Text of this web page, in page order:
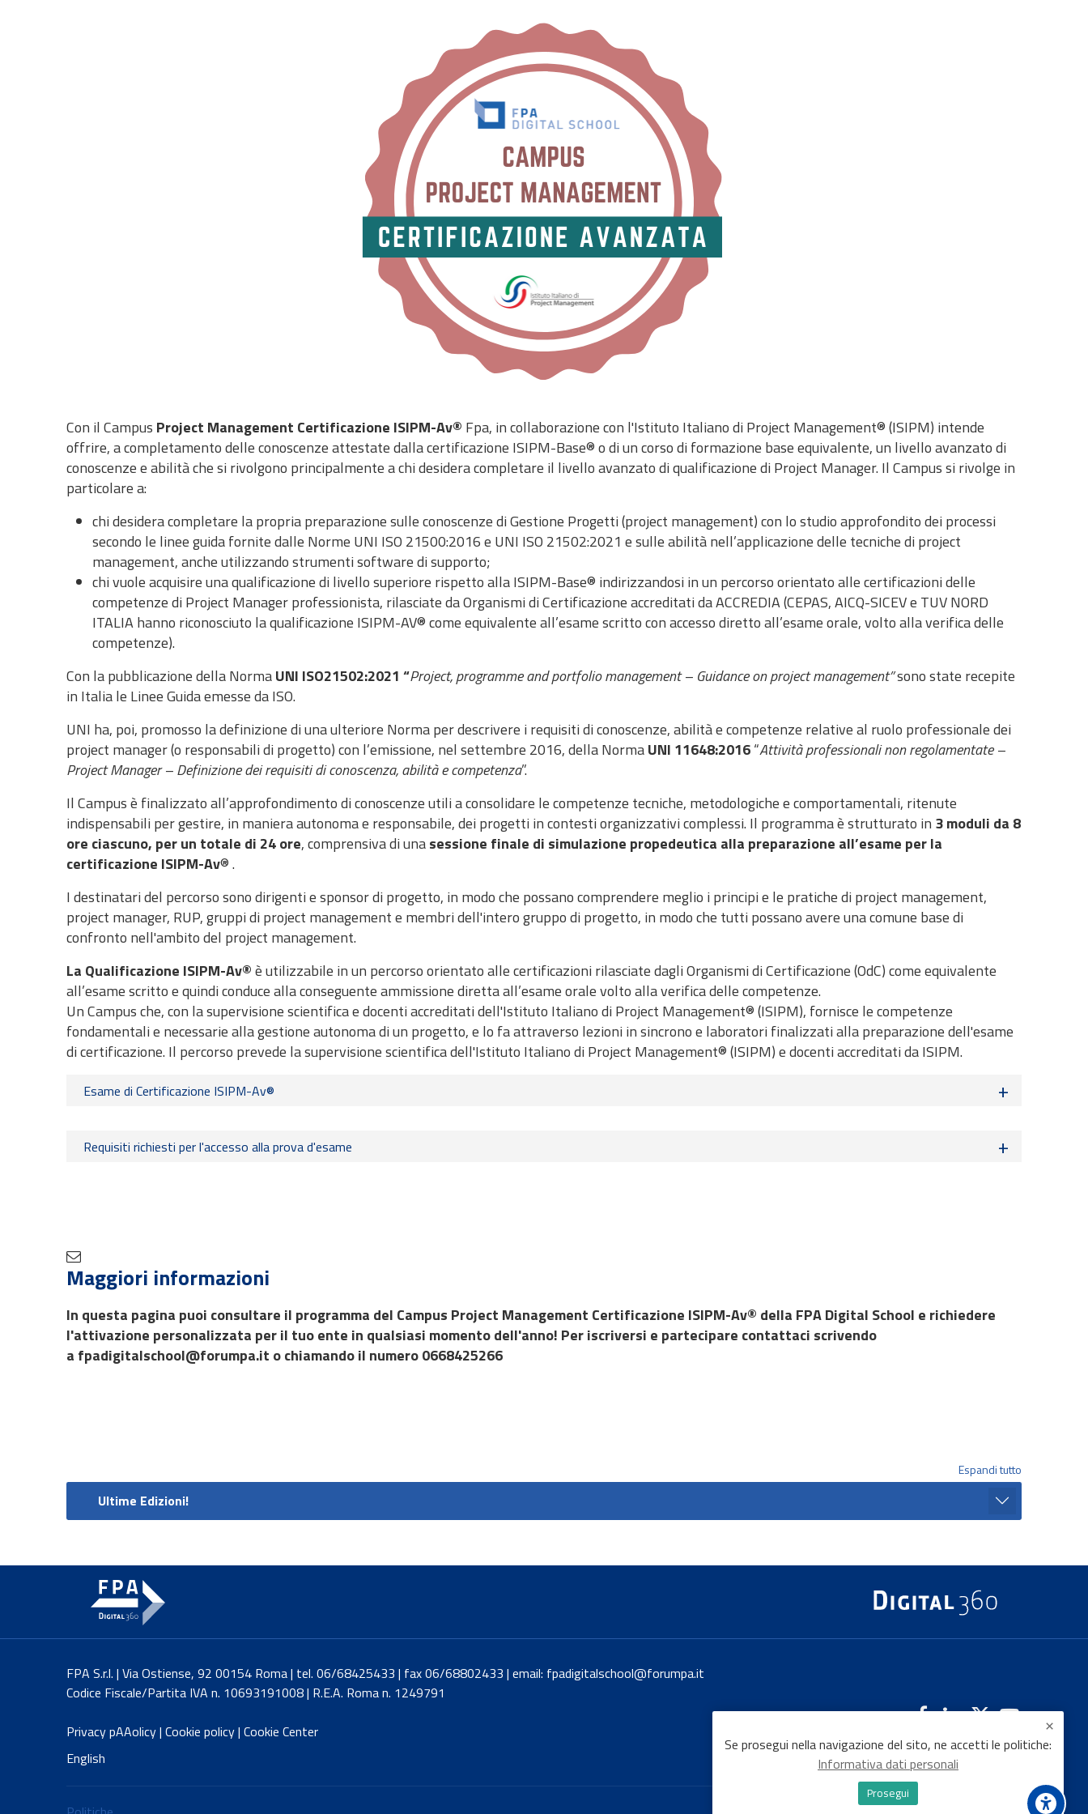
Con il Campus Project Management Certificazione ISIPM-Av® Fpa, in collaborazione con l'Istituto Italiano di Project Management® (ISIPM) intende
offrire, a completamento delle conoscenze attestate dalla certificazione ISIPM-Base® o di un corso di formazione base equivalente, un livello avanzato di
conoscenze e abilità che si rivolgono principalmente a chi desidera completare il livello avanzato di qualificazione di Project Manager. Il Campus si rivolge in
particolare a:
chi desidera completare la propria preparazione sulle conoscenze di Gestione Progetti (project management) con lo studio approfondito dei processi
secondo le linee guida fornite dalle Norme UNI ISO 21500:2016 e UNI ISO 21502:2021 e sulle abilità nell’applicazione delle tecniche di project
management, anche utilizzando strumenti software di supporto;
chi vuole acquisire una qualificazione di livello superiore rispetto alla ISIPM-Base® indirizzandosi in un percorso orientato alle certificazioni delle
competenze di Project Manager professionista, rilasciate da Organismi di Certificazione accreditati da ACCREDIA (CEPAS, AICQ-SICEV e TUV NORD
ITALIA hanno riconosciuto la qualificazione ISIPM-AV® come equivalente all’esame scritto con accesso diretto all’esame orale, volto alla verifica delle
competenze).
Con la pubblicazione della NormaUNI ISO21502:2021 “Project, programme and portfolio management – Guidance on project management”sono state recepite
in Italia le Linee Guida emesse da ISO.
UNI ha, poi, promosso la definizione di una ulteriore Norma per descrivere i requisiti di conoscenze, abilità e competenze relative al ruolo professionale dei
project manager (o responsabili di progetto) con l’emissione, nel settembre 2016, della NormaUNI 11648:2016“Attività professionali non regolamentate –
Project Manager – Definizione dei requisiti di conoscenza, abilità e competenza”.
Il Campusè finalizzato all’approfondimento di conoscenze utili a consolidare le competenze tecniche, metodologiche e comportamentali, ritenute
indispensabili per gestire, in maniera autonoma e responsabile, dei progetti in contesti organizzativi complessi. Il programma è strutturato in 3 moduli da 8
ore ciascuno, per un totale di 24 ore, comprensiva di unasessione finale di simulazione propedeutica alla preparazione all’esame per la
certificazione ISIPM-Av® .
I destinatari del percorso sono dirigenti e sponsor di progetto, in modo che possano comprendere meglio i principi e le pratiche di project management,
project manager, RUP, gruppi di project management e membri dell'intero gruppo di progetto, in modo che tutti possano avere una comune base di
confronto nell'ambito del project management.
La Qualificazione ISIPM-Av®è utilizzabile in un percorso orientato alle certificazioni rilasciate dagli Organismi di Certificazione (OdC) come equivalente
all’esame scritto e quindi conduce alla conseguente ammissione diretta all’esame orale volto alla verifica delle competenze.
Un Campus che, con la supervisione scientifica e docenti accreditati dell'Istituto Italiano di Project Management® (ISIPM), fornisce le competenze
fondamentali e necessarie alla gestione autonoma di un progetto, e lo fa attraverso lezioni in sincrono e laboratori finalizzati alla preparazione dell'esame
di certificazione. Il percorso prevede la supervisionescientifica dell'Istituto Italiano di Project Management® (ISIPM) e docentiaccreditati da ISIPM.
Esame di Certificazione ISIPM-Av®
Requisiti richiesti per l'accesso alla prova d'esame
Maggiori informazioni
In questa pagina puoi consultare il programma del Campus Project Management Certificazione ISIPM-Av® della FPA Digital School e richiedere
l'attivazione personalizzata per il tuo ente in qualsiasi momento dell'anno! Per iscriversi e partecipare contattaci scrivendo
a fpadigitalschool@forumpa.it o chiamando il numero 0668425266
Espandi tutto
Ultime Edizioni!
FPA S.r.l. | Via Ostiense, 92 00154 Roma | tel. 06/68425433 | fax 06/68802433 | email: fpadigitalschool@forumpa.it
Codice Fiscale/Partita IVA n. 10693191008 | R.E.A. Roma n. 1249791
Privacy pAAolicy| Cookie policy| Cookie Center
English
Se prosegui nella navigazione del sito, ne accetti le politiche:
Informativa dati personali
Prosegui